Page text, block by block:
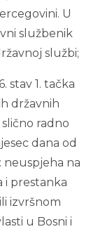
U
službenik
službi;
stav 1. tačka
državnih
slično radno
dana od
neuspjeha na
i prestanka
izvršnom
u Bosni i